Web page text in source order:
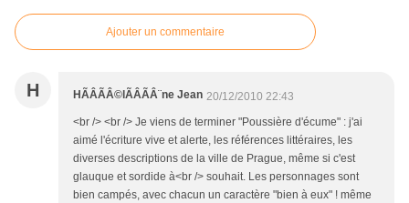
Ajouter un commentaire
H HÃÂÃÂ©lÃÂÃÂ¨ne Jean 20/12/2010 22:43
<br /> <br /> Je viens de terminer "Poussière d'écume" : j'ai
aimé l'écriture vive et alerte, les références littéraires, les
diverses descriptions de la ville de Prague, même si c'est
glauque et sordide à<br /> souhait. Les personnages sont
bien campés, avec chacun un caractère "bien à eux" ! même